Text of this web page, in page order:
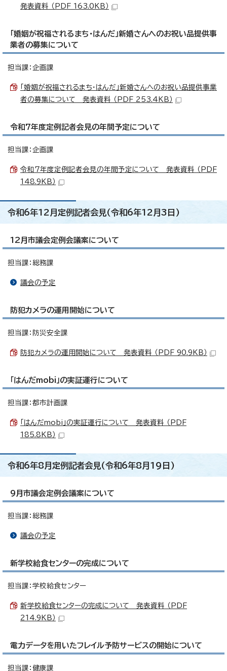
発表資料 （PDF 163.0KB）
「婚姻が祝福されるまち・はんだ」新婚さんへのお祝い品提供事
業者の募集について
担当課：企画課
「婚姻が祝福されるまち・はんだ」新婚さんへのお祝い品提供事業
者の募集について 発表資料 （PDF 253.4KB）
令和7年度定例記者会見の年間予定について
担当課：企画課
令和7年度定例記者会見の年間予定について 発表資料 （PDF
148.9KB）
令和6年12月定例記者会見(令和6年12月3日)
12月市議会定例会議案について
担当課：総務課
議会の予定
防犯カメラの運用開始について
担当課：防災安全課
防犯カメラの運用開始について 発表資料 （PDF 90.9KB）
「はんだmobi」の実証運行について
担当課：都市計画課
「はんだmobi」の実証運行について 発表資料 （PDF
185.8KB）
令和6年8月定例記者会見(令和6年8月19日)
9月市議会定例会議案について
担当課：総務課
議会の予定
新学校給食センターの完成について
担当課：学校給食センター
新学校給食センターの完成について 発表資料 （PDF
214.9KB）
電力データを用いたフレイル予防サービスの開始について
担当課：健康課